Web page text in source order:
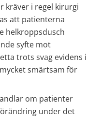
kräver i regel kirurgi
att patienterna
helkroppsdusch
syfte mot
trots svag evidens i
smärtsam för
om patienter
under det